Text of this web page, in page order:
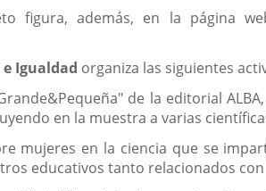
figura, además, en la página
Igualdad organiza las siguientes
de la editorial
en la muestra a varias
mujeres en la ciencia que se
educativos tanto relacionados